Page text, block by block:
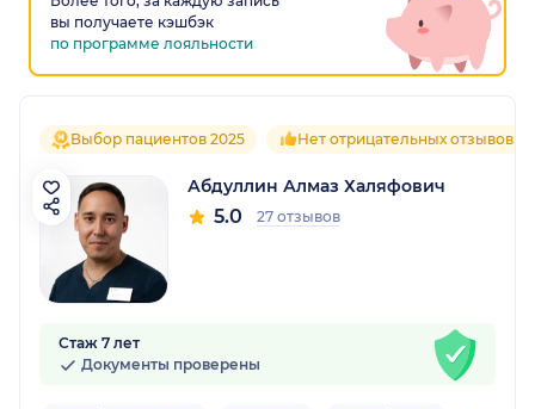
вы получаете кэшбэк
по программе лояльности
Выбор пациентов 2025 Нет отрицательных отзывов
Абдуллин Алмаз Халяфович
5.0 27 отзывов
Стаж 7 лет
Документы проверены